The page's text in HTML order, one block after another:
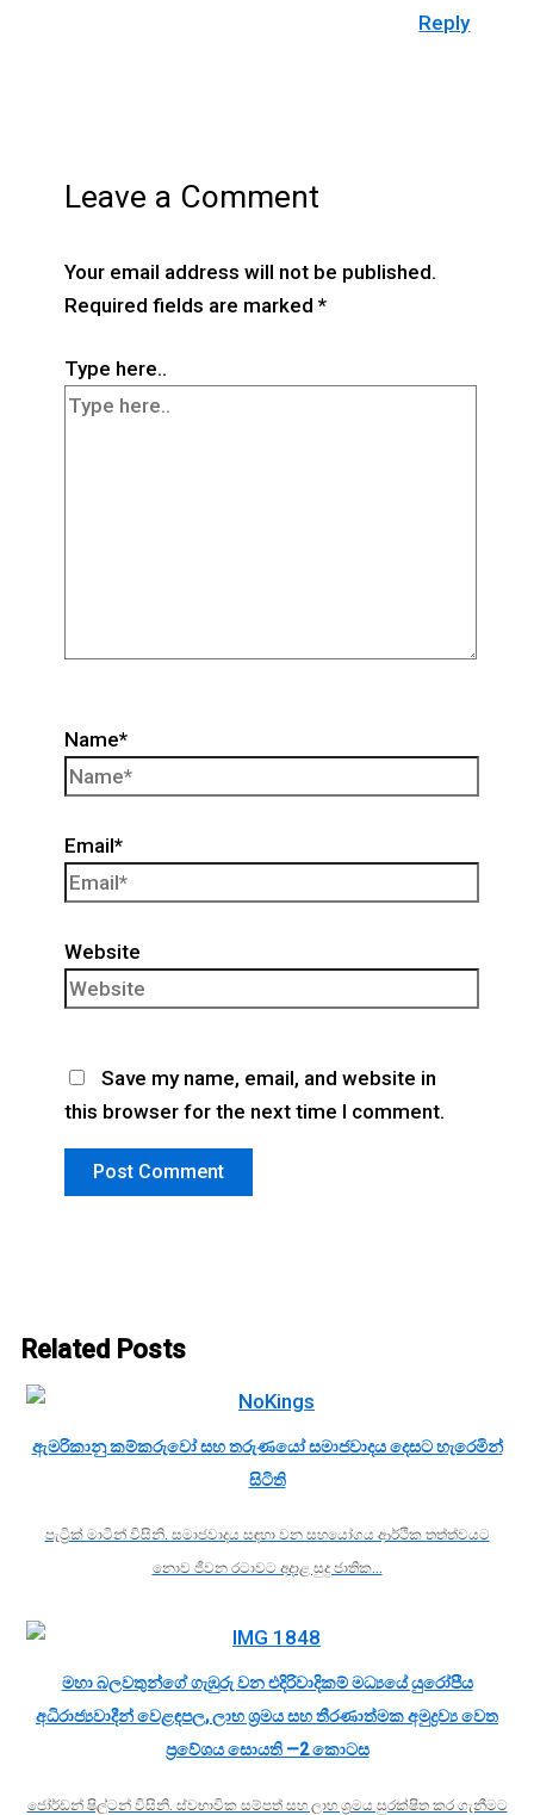
Reply
Leave a Comment
Your email address will not be published.
Required fields are marked *
Type here..
Name*
Email*
Website
Save my name, email, and website in
this browser for the next time I comment.
Related Posts
ඇමරිකානු කම්කරුවෝ සහ තරුණයෝ සමාජවාදය දෙසට හැරෙමින්
සිටිති
පැට්‍රික් මාටින් විසිනි. සමාජවාදය සඳහා වන සහයෝගය ආර්ථික තත්ත්වයට
නොව ජීවන රටාවට අදාළ සුදු ජාතික…
මහා බලවතුන්ගේ ගැඹුරු වන එදිරිවාදිකම් මධ්‍යයේ යුරෝපීය
අධිරාජ්‍යවාදීන් වෙළඳපල, ලාභ ශ්‍රමය සහ තීරණාත්මක අමුද්‍රව්‍ය වෙත
ප්‍රවේශය සොයති —2 කොටස
ජෝර්ඩන් ෂිල්ටන් විසිනි. ස්වභාවික සම්පත් සහ ලාභ ශ්‍රමය සුරක්ෂිත කර ගැනීමට